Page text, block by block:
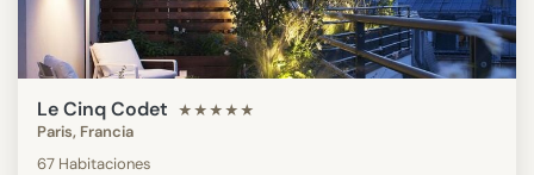
Le Cinq Codet ★★★★★
Paris, Francia
67 Habitaciones